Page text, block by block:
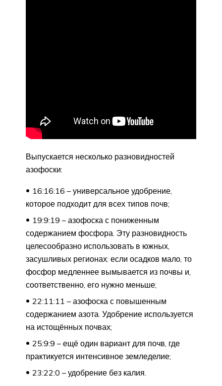
Выпускается несколько разновидностей
азофоски:
16:16:16 – универсальное удобрение,
которое подходит для всех типов почв;
19:9:19 – азофоска с пониженным
содержанием фосфора. Эту разновидность
целесообразно использовать в южных,
засушливых регионах: если осадков мало, то
фосфор медленнее вымывается из почвы и,
соответственно, его нужно меньше;
22:11:11 – азофоска с повышенным
содержанием азота. Удобрение используется
на истощённых почвах;
25:9:9 – ещё один вариант для почв, где
практикуется интенсивное земледелие;
23:22:0 – удобрение без калия.